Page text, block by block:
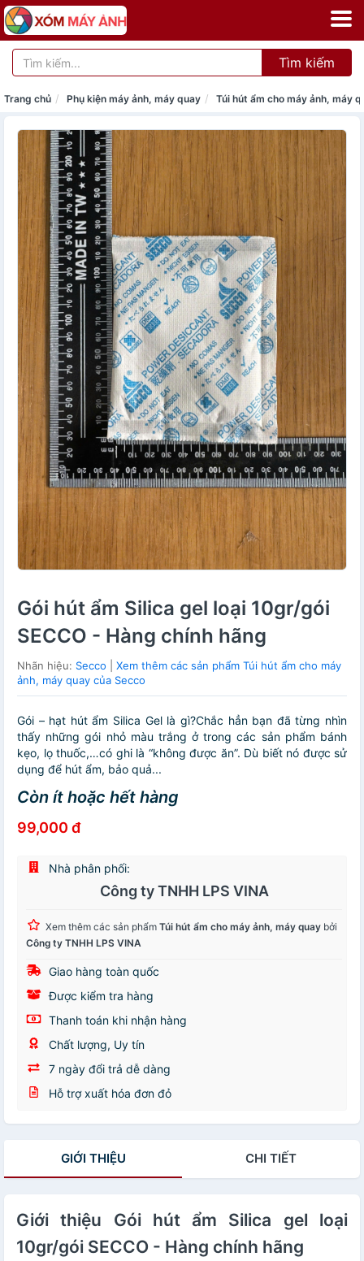
Tìm kiếm
Trang chủ Phụ kiện máy ảnh, máy quay Túi hút ẩm cho máy ảnh, máy
Gói hút ẩm Silica gel loại 10gr/gói
SECCO - Hàng chính hãng
Nhãn hiệu: Secco
Xem thêm các sản phẩm Túi hút ẩm cho máy
ảnh, máy quay của Secco
Gói – hạt hút ẩm Silica Gel là gì?Chắc hẳn bạn đã từng nhìn
thấy những gói nhỏ màu trắng ở trong các sản phẩm bánh
kẹo, lọ thuốc,…có ghi là “không được ăn”. Dù biết nó được sử
dụng để hút ẩm, bảo quả...
Còn ít hoặc hết hàng
99,000 đ
Nhà phân phối:
Công ty TNHH LPS VINA
Xem thêm các sản phẩm Túi hút ẩm cho máy ảnh, máy quay bởi
Công ty TNHH LPS VINA
Giao hàng toàn quốc
Được kiểm tra hàng
Thanh toán khi nhận hàng
Chất lượng, Uy tín
7 ngày đổi trả dễ dàng
Hỗ trợ xuất hóa đơn đỏ
GIỚI THIỆU CHI TIẾT
Giới thiệu Gói hút ẩm Silica gel loại
10gr/gói SECCO - Hàng chính hãng